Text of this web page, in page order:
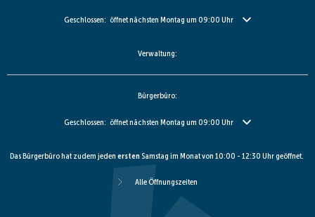
Klicken, um weitere Öffnungs- oder Schließzeiten auszublenden
Geschlossen: öffnet nächsten Montag um 09:00 Uhr
Verwaltung:
Bürgerbüro:
Klicken, um weitere Öffnungs- oder Schließzeiten auszublenden
Geschlossen: öffnet nächsten Montag um 09:00 Uhr
Das Bürgerbüro hat zudem jeden ersten Samstag im Monat von 10:00 - 12:30 Uhr geöffnet.
Alle Öffnungszeiten